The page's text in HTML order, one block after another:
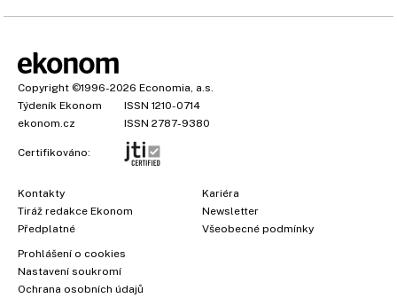
Copyright ©1996-2026 Economia, a.s.
Týdeník Ekonom
ISSN 1210-0714
ekonom.cz
ISSN 2787-9380
Certifikováno:
Kontakty
Tiráž redakce Ekonom
Předplatné
Kariéra
Newsletter
Všeobecné podmínky
Prohlášení o cookies
Nastavení soukromí
Ochrana osobních údajů